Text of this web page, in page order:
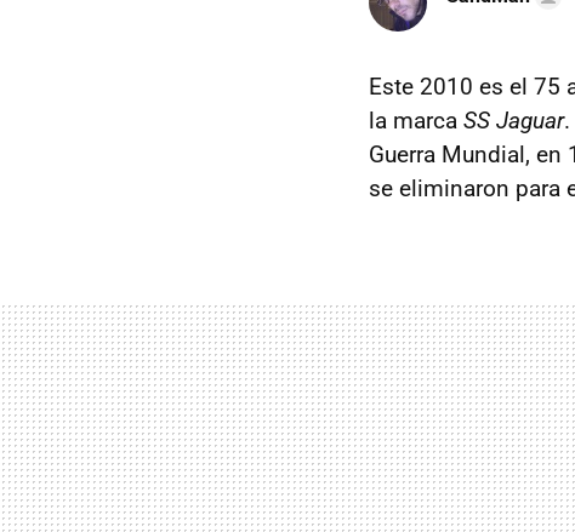
Este 2010 es el 75
la marca SS Jaguar.
Guerra Mundial,
se eliminaron para